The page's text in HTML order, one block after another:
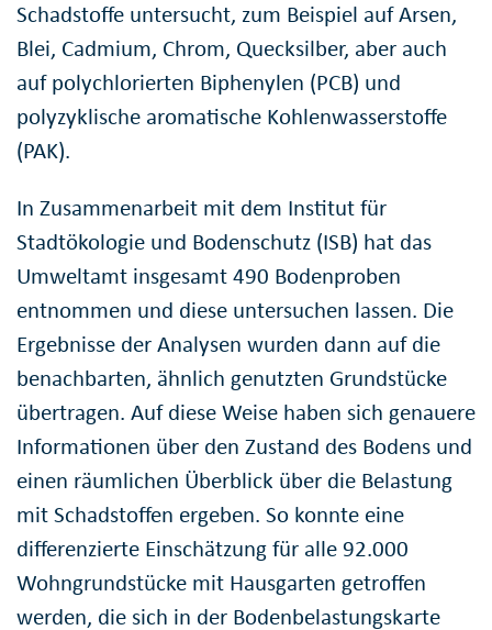
Schadstoffe untersucht, zum Beispiel auf Arsen,
Blei, Cadmium, Chrom, Quecksilber, aber auch
auf polychlorierten Biphenylen (PCB) und
polyzyklische aromatische Kohlenwasserstoffe
(PAK).
In Zusammenarbeit mit dem Institut für
Stadtökologie und Bodenschutz (ISB) hat das
Umweltamt insgesamt 490 Bodenproben
entnommen und diese untersuchen lassen. Die
Ergebnisse der Analysen wurden dann auf die
benachbarten, ähnlich genutzten Grundstücke
übertragen. Auf diese Weise haben sich genauere
Informationen über den Zustand des Bodens und
einen räumlichen Überblick über die Belastung
mit Schadstoffen ergeben. So konnte eine
differenzierte Einschätzung für alle 92.000
Wohngrundstücke mit Hausgarten getroffen
werden, die sich in der Bodenbelastungskarte